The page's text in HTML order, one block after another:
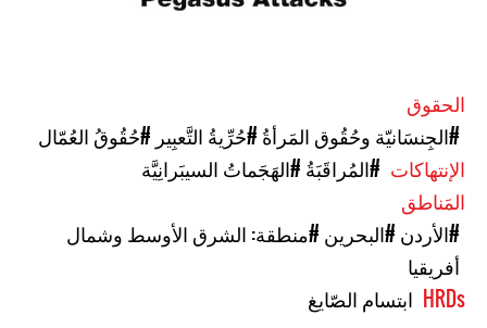
الحقوق
#الجِنسَانيّة وحُقُوق المَرأةُ #حُرِّيةُ التَّعبِير #حُقُوقُ العُمّال
الإنتهاكات #المُراقَبَةُ #الهَجَماتُ السيبَرانِيَّة
المَناطق
#الأردن #البحرين #منطقة: الشرق الأوسط وشمال
أفريقيا
HRDs ابتسام الصّايغ